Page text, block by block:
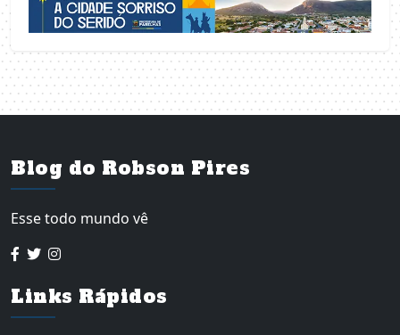
Blog do Robson Pires
Esse todo mundo vê
Links Rápidos